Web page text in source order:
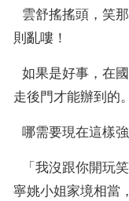
則亂嘍！
走後門才能辦到的。
哪需要現在這樣
寧姚小姐家境相當